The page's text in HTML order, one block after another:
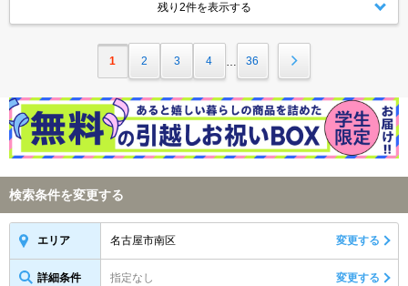
残り2件を表示する
1 2 3 4 36
検索条件を変更する
エリア 名古屋市南区 変更する
詳細条件 指定なし 変更する